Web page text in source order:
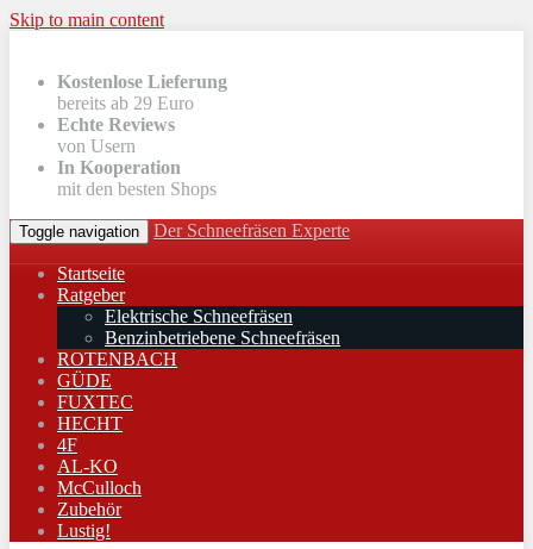
Skip to main content
Kostenlose Lieferung
bereits ab 29 Euro
Echte Reviews
von Usern
In Kooperation
mit den besten Shops
Toggle navigation Der Schneefräsen Experte
Startseite
Ratgeber
Elektrische Schneefräsen
Benzinbetriebene Schneefräsen
ROTENBACH
GÜDE
FUXTEC
HECHT
4F
AL-KO
McCulloch
Zubehör
Lustig!